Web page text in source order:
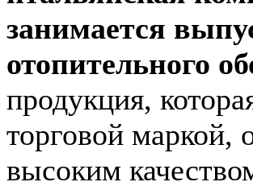
занимается
отопительного
продукция,
торговой маркой,
высоким